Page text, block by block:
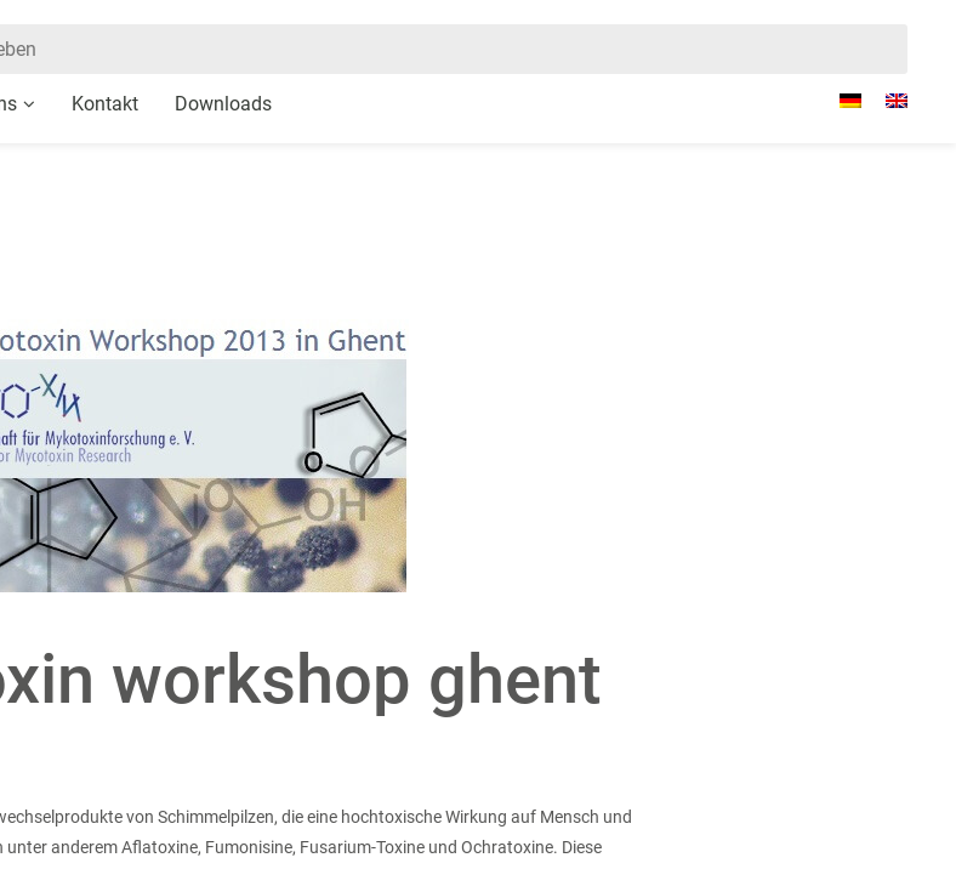
Kontakt Downloads
workshop ghent
von Schimmelpilzen, die eine hochtoxische Wirkung auf Mensch und
anderem Aflatoxine, Fumonisine, Fusarium-Toxine und Ochratoxine. Diese